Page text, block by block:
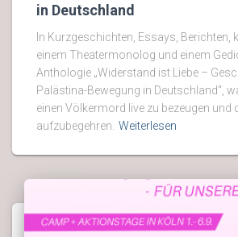
in Deutschland
In Kurzgeschichten, Essays, Berichten,
einem Theatermonolog und einem
Anthologie „Widerstand ist Liebe –
Palästina-Bewegung in Deutschland“,
einen Völkermord live zu bezeugen und
aufzubegehren. Weiterlesen